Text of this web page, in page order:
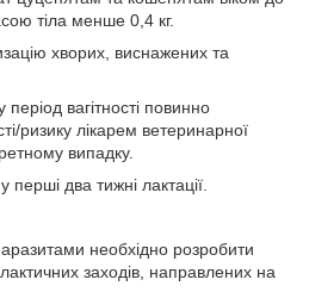
тіла менше 0,4 кг.
хворих, виснажених та
вагітності повинно
ризику лікарем ветеринарної
випадку.
два тижні лактації.
необхідно розробити
заходів, направлених на